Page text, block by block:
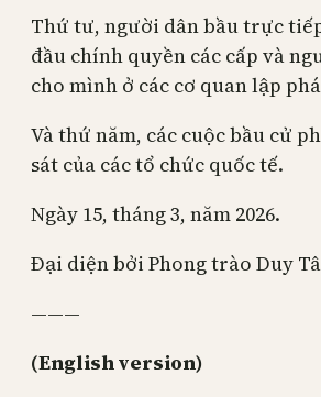
Thứ tư, người dân bầu trực
đầu chính quyền các cấp và
cho mình ở các cơ quan lập
Và thứ năm, các cuộc bầu cử
sát của các tổ chức quốc tế.
Ngày 15, tháng 3, năm 2026.
Đại diện bởi Phong trào Duy
———
(English version)